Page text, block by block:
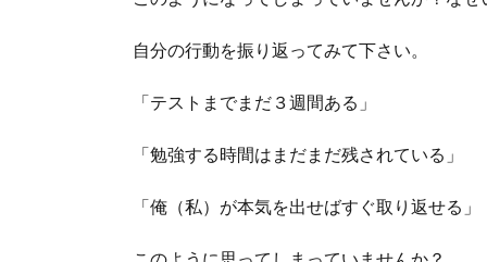
自分の行動を振り返ってみて下さい。
「テストまでまだ３週間ある」
「勉強する時間はまだまだ残されている」
「俺（私）が本気を出せばすぐ取り返せる」